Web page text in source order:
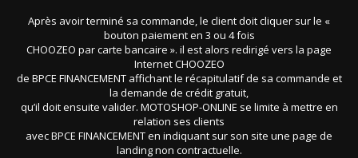
Après avoir terminé sa commande, le client doit cliquer sur le «
bouton paiement en 3 ou 4 fois
CHOOZEO par carte bancaire ». il est alors redirigé vers la page
Internet CHOOZEO
de BPCE FINANCEMENT affichant le récapitulatif de sa commande et
la demande de crédit gratuit,
qu’il doit ensuite valider. MOTOSHOP-ONLINE se limite à mettre en
relation ses clients
avec BPCE FINANCEMENT en indiquant sur son site une page de
landing non contractuelle.